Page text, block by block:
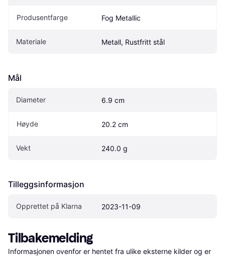
Produsentfarge Fog Metallic
Materiale Metall, Rustfritt stål
Mål
Diameter 6.9 cm
Høyde 20.2 cm
Vekt 240.0 g
Tilleggsinformasjon
Opprettet på Klarna 2023-11-09
Tilbakemelding
Informasjonen ovenfor er hentet fra ulike eksterne kilder og er